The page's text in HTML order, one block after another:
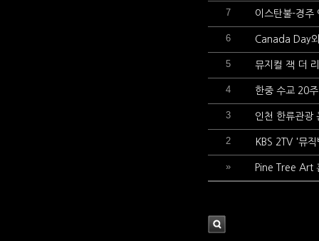
7 이스탄불-경주
6 Canada Day
5 뮤지컬 잭 더
4 한중 수교 20
3 인천 한류관광
2 KBS 2TV '뮤
» Pine Tree Art